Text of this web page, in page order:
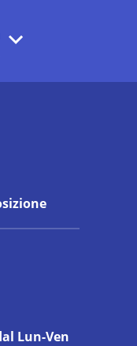
Lun-Ven